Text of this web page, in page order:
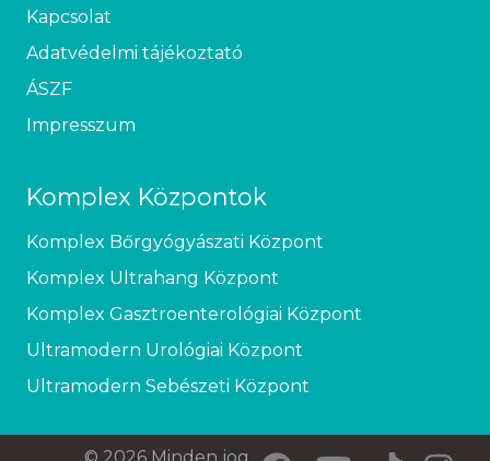
Kapcsolat
Adatvédelmi tájékoztató
ÁSZF
Impresszum
Komplex Központok
Komplex Bőrgyógyászati Központ
Komplex Ultrahang Központ
Komplex Gasztroenterológiai Központ
Ultramodern Urológiai Központ
Ultramodern Sebészeti Központ